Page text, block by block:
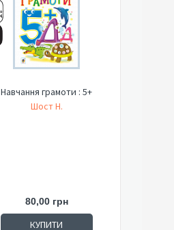
Навчання грамоти : 5+
Шост Н.
80,00 грн
КУПИТИ